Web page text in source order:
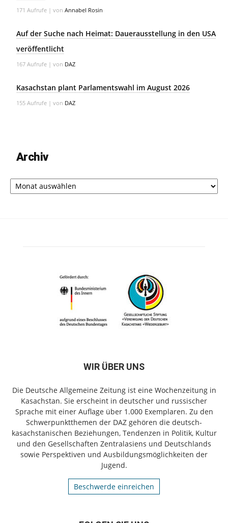
171 Aufrufe | von Annabel Rosin
Auf der Suche nach Heimat: Dauerausstellung in den USA
veröffentlicht
167 Aufrufe | von DAZ
Kasachstan plant Parlamentswahl im August 2026
155 Aufrufe | von DAZ
Archiv
Archiv
WIR ÜBER UNS
Die Deutsche Allgemeine Zeitung ist eine Wochenzeitung in
Kasachstan. Sie erscheint in deutscher und russischer
Sprache mit einer Auflage über 1.000 Exemplaren. Zu den
Schwerpunktthemen der DAZ gehören die deutsch-
kasachstanischen Beziehungen, Tendenzen in Politik, Kultur
und den Gesellschaften Zentralasiens und Deutschlands
sowie Perspektiven und Ausbildungsmöglichkeiten der
Jugend.
Beschwerde einreichen